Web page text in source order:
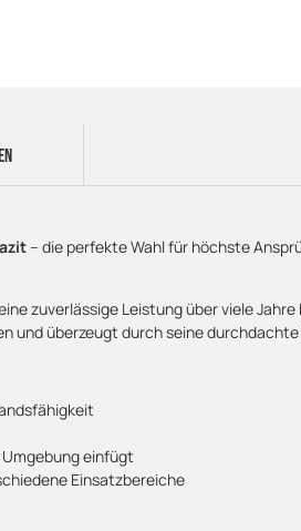
– die perfekte Wahl für höchste
zuverlässige Leistung über viele
und überzeugt durch seine
einfügt
Einsatzbereiche